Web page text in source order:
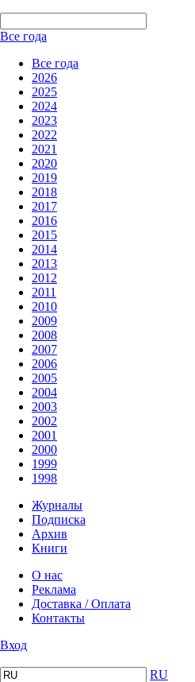
Все года
Все года
2026
2025
2024
2023
2022
2021
2020
2019
2018
2017
2016
2015
2014
2013
2012
2011
2010
2009
2008
2007
2006
2005
2004
2003
2002
2001
2000
1999
1998
Журналы
Подписка
Архив
Книги
О нас
Реклама
Доставка / Оплата
Контакты
Вход
RU